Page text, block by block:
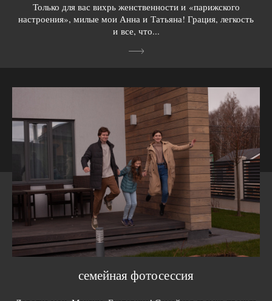
Только для вас вихрь женственности и «парижского
настроения», милые мои Анна и Татьяна! Грация, легкость
и все, что...
семейная фотосессия